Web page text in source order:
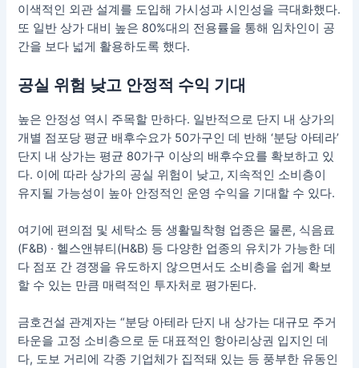
이색적인 외관 설계를 도입해 가시성과 시인성을 극대화했다.
또 일반 상가 대비 높은 80%대의 전용률을 통해 임차인이 공
간을 보다 넓게 활용하도록 했다.
공실 위험 낮고 안정적 수익 기대
높은 안정성 역시 주목할 만하다. 일반적으로 단지 내 상가의
개별 점포당 평균 배후수요가 50가구인 데 반해 ‘분당 아테라’
단지 내 상가는 평균 80가구 이상의 배후수요를 확보하고 있
다. 이에 따라 상가의 공실 위험이 낮고, 지속적인 소비층이
유지될 가능성이 높아 안정적인 운영 수익을 기대할 수 있다.
여기에 편의점 및 세탁소 등 생활밀착형 업종은 물론, 식음료
(F&B) · 헬스앤뷰티(H&B) 등 다양한 업종의 유치가 가능한 데
다 점포 간 경쟁을 유도하지 않으면서도 소비층을 쉽게 확보
할 수 있는 만큼 매력적인 투자처로 평가된다.
금호건설 관계자는 “분당 아테라 단지 내 상가는 대규모 주거
타운을 고정 소비층으로 둔 대표적인 항아리상권 입지인 데
다, 도보 거리에 각종 기업체가 집적돼 있는 등 풍부한 유동인